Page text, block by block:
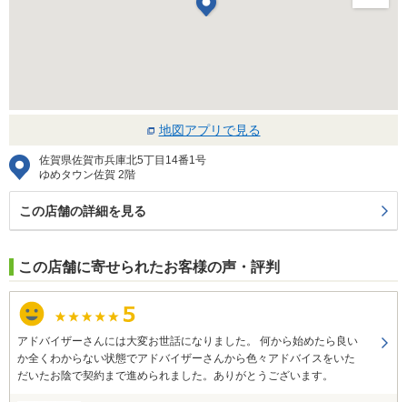
地図アプリで見る
佐賀県佐賀市兵庫北5丁目14番1号
ゆめタウン佐賀 2階
この店舗の詳細を見る
この店舗に寄せられたお客様の声・評判
アドバイザーさんには大変お世話になりました。 何から始めたら良い
か全くわからない状態でアドバイザーさんから色々アドバイスをいた
だいたお陰で契約まで進められました。ありがとうございます。